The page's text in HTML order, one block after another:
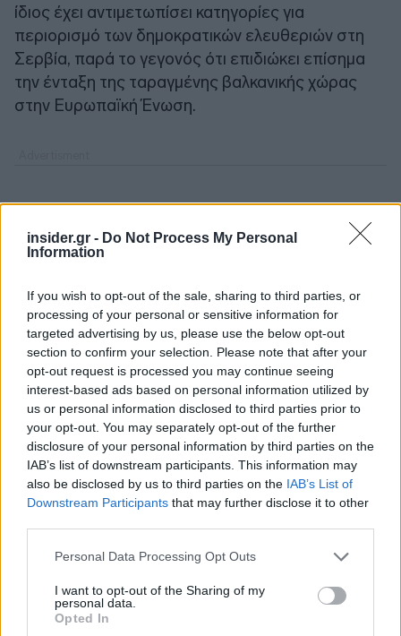
insider.gr - Do Not Process My Personal
Information
If you wish to opt-out of the sale, sharing to third parties, or
processing of your personal or sensitive information for
targeted advertising by us, please use the below opt-out
section to confirm your selection. Please note that after your
opt-out request is processed you may continue seeing
interest-based ads based on personal information utilized by
us or personal information disclosed to third parties prior to
your opt-out. You may separately opt-out of the further
disclosure of your personal information by third parties on the
IAB’s list of downstream participants. This information may
also be disclosed by us to third parties on the IAB’s List of
Downstream Participants that may further disclose it to other
Please note that this website/app uses one or more Google
not limited to your visit or usage behaviour. You may click to
grant or deny consent to Google and its third-party tags to
use your data for below specified purposes in below Google
Personal Data Processing Opt Outs
I want to opt-out of the Sharing of my
personal data.
Opted In
ίδιος έχει αντιμετωπίσει κατηγορίες για
περιορισμό των δημοκρατικών ελευθεριών στη
Σερβία, παρά το γεγονός ότι επιδιώκει επίσημα
την ένταξη της ταραγμένης βαλκανικής χώρας
στην Ευρωπαϊκή Ένωση.